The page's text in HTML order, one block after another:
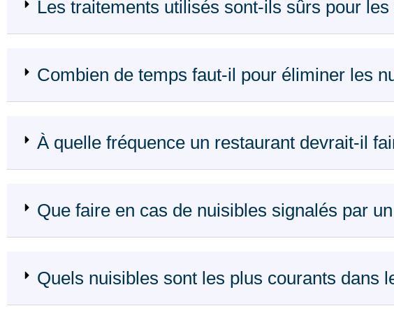
Les traitements utilisés sont-ils sûrs pour
Combien de temps faut-il pour éliminer les
À quelle fréquence un restaurant devrait-il
Que faire en cas de nuisibles signalés par
Quels nuisibles sont les plus courants dans